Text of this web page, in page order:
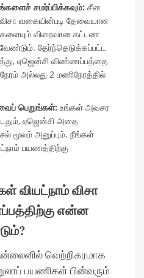
சமர்ப்பிக்கவும்: சீன
வகையின்படி தேவையான
விரைவான கட்டண
தேர்ந்தெடுக்கப்பட்ட
ஏஜென்சி விண்ணப்பத்தை
அல்லது 2 மணிநேரத்தில்
பெறுங்கள்: உங்கள் அவசர
ஏஜென்சி அதை
மூலம் அனுப்பும். நீங்கள்
பயணத்திற்கு
வியட்நாம் விசா
என்ன
வெற்றிகரமாக
பயணிகள் பின்வரும்